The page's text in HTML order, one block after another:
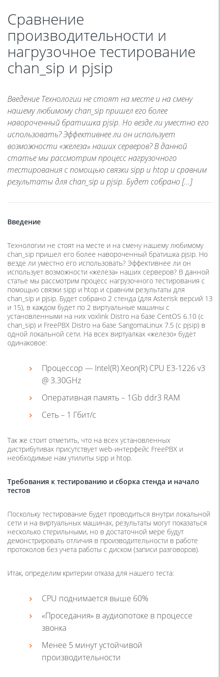
Сравнение
производительности и
нагрузочное тестирование
chan_sip и pjsip
Введение Технологии не стоят на месте и на смену
нашему любимому chan_sip пришел его более
навороченный братишка pjsip. Но везде ли уместно его
использовать? Эффективнее ли он использует
возможности «железа» наших серверов? В данной
статье мы рассмотрим процесс нагрузочного
тестирования с помощью связки sipp и htop и сравним
результаты для chan_sip и pjsip. Будет собрано […]
Введение
Технологии не стоят на месте и на смену нашему любимому
chan_sip пришел его более навороченный братишка pjsip. Но
везде ли уместно его использовать? Эффективнее ли он
использует возможности «железа» наших серверов? В данной
статье мы рассмотрим процесс нагрузочного тестирования с
помощью связки sipp и htop и сравним результаты для
chan_sip и pjsip. Будет собрано 2 стенда (для Asterisk версий 13
и 15), в каждом будет по 2 виртуальные машины с
установленными на них voxlink Distro на базе CentOS 6.10 (c
chan_sip) и FreePBX Distro на базе SangomaLinux 7.5 (c pjsip) в
одной локальной сети. На всех виртуалках «железо» будет
одинаковое:
Процессор — Intel(R) Xeon(R) CPU E3-1226 v3
@ 3.30GHz
Оперативная память – 1Gb ddr3 RAM
Сеть – 1 Гбит/c
Так же стоит отметить, что на всех установленных
дистрибутивах присутствует web-интерфейс FreePBX и
необходимые нам утилиты sipp и htop.
Требования к тестированию и сборка стенда и начало
тестов
Поскольку тестирование будет проводиться внутри локальной
сети и на виртуальных машинах, результаты могут показаться
несколько стерильными, но в достаточной мере будут
демонстрировать отличия в производительности в работе
протоколов без учета работы с диском (записи разговоров).
Итак, определим критерии отказа для нашего теста:
CPU поднимается выше 60%
«Проседания» в аудиопотоке в процессе
звонка
Менее 5 минут устойчивой
производительности